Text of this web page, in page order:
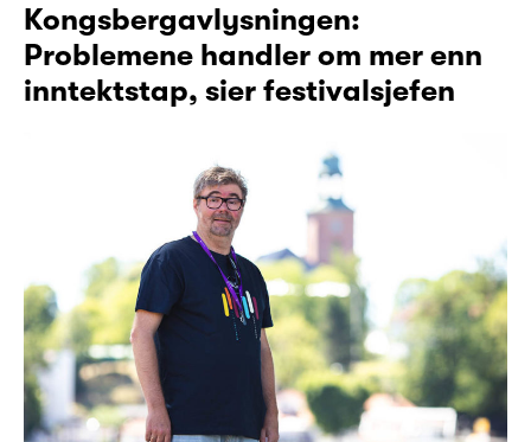
Kongsbergavlysningen:
Problemene handler om mer enn
inntektstap, sier festivalsjefen